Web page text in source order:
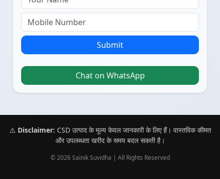
Submit
Chat on WhatsApp
⚠️ Disclaimer: CSD उत्पाद के मूल्य केवल जानकारी के लिए हैं। वास्तविक कीमत
और उपलब्धता खरीद के समय बदल सकती है।
© 2026 Sainik Suvidha | All Rights Reserved